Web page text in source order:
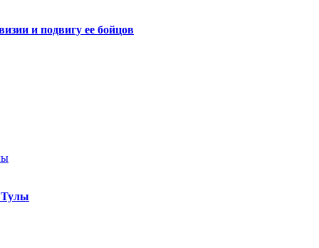
и подвигу ее бойцов
Тулы